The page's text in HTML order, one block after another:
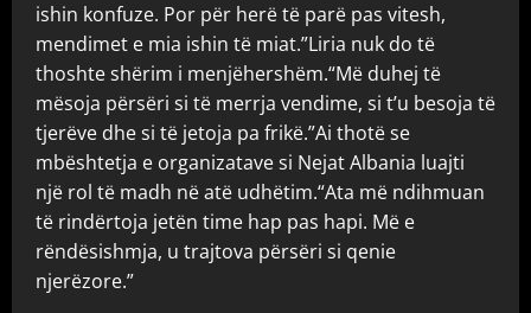
ishin konfuze. Por për herë të parë pas vitesh,
mendimet e mia ishin të miat.”Liria nuk do të
thoshte shërim i menjëhershëm.“Më duhej të
mësoja përsëri si të merrja vendime, si t’u besoja të
tjerëve dhe si të jetoja pa frikë.”Ai thotë se
mbështetja e organizatave si Nejat Albania luajti
një rol të madh në atë udhëtim.“Ata më ndihmuan
të rindërtoja jetën time hap pas hapi. Më e
rëndësishmja, u trajtova përsëri si qenie
njerëzore.”